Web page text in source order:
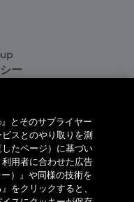
ー
シー
プリ
』とそのサプライヤー
スとのやり取りを測
たページ）に基づい
用者に合わせた広告
）』や同様の技術を
をクリックすると、